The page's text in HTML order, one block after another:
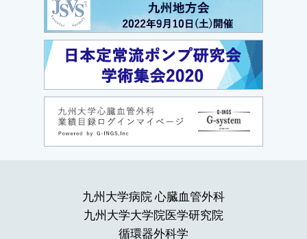
九州大学病院 心臓血管外科
九州大学大学院医学研究院
循環器外科学